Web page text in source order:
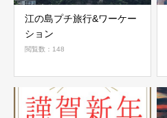
江の島プチ旅行&ワーケー
ション
閲覧数：148